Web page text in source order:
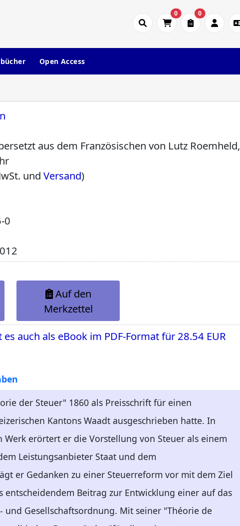
0 0
Open Access
aus dem Französischen von Lutz Roemheld,
undVersand)
0
Auf den
Merkzettel
es auch als eBook im PDF-Format für 28.54 EUR
der Steuer" 1860 als Preisschrift für einen
Kantons Waadt ausgeschrieben hatte. In
erörtert er die Vorstellung von Steuer als einem
Leistungsanbieter Staat und dem
er Gedanken zu einer Steuerreform vor mit dem Ziel
Beitrag zur Entwicklung einer auf das
Gesellschaftsordnung. Mit seiner "Théorie de